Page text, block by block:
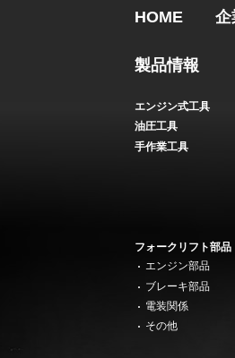
HOME 企
製品情報
エンジン式工具
油圧工具
手作業工具
フォークリフト部品
エンジン部品
ブレーキ部品
電装関係
その他